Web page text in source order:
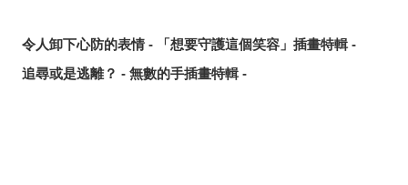
令人卸下心防的表情 - 「想要守護這個笑容」插畫特輯 -
追尋或是逃離？ - 無數的手插畫特輯 -